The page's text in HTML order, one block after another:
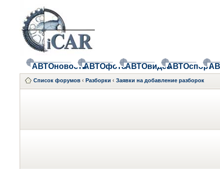
АВТОновостиАВТОфотоАВТОвидеоАВТОспорт
Список форумов ‹ Разборки ‹ Заявки на добавление разборок